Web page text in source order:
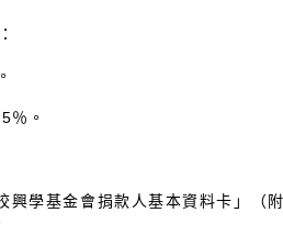
。
基金會捐款人基本資料卡」（附